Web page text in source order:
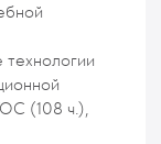
(108 ч.),